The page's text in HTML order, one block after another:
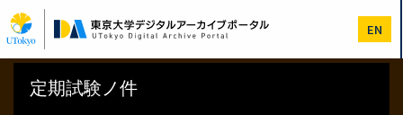
イ
ン
コ
EN